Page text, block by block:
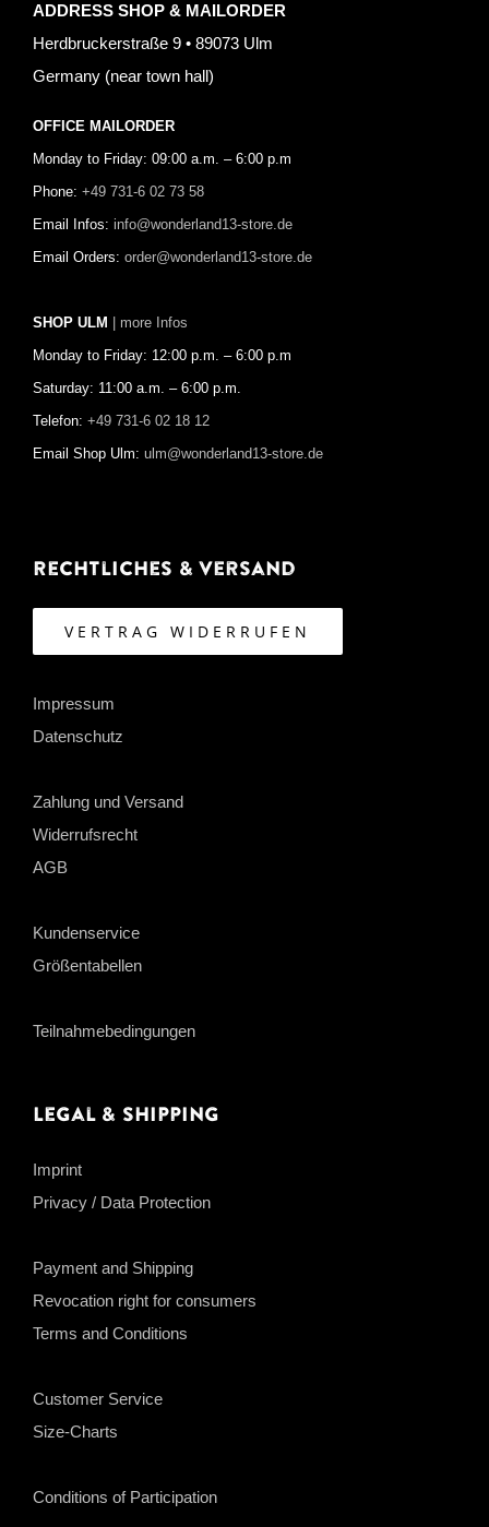
ADDRESS SHOP & MAILORDER
Herdbruckerstraße 9 • 89073 Ulm
Germany (near town hall)
OFFICE MAILORDER
Monday to Friday: 09:00 a.m. – 6:00 p.m
Phone: +49 731-6 02 73 58
Email Infos: info@wonderland13-store.de
Email Orders: order@wonderland13-store.de
SHOP ULM | more Infos
Monday to Friday: 12:00 p.m. – 6:00 p.m
Saturday: 11:00 a.m. – 6:00 p.m.
Telefon: +49 731-6 02 18 12
Email Shop Ulm: ulm@wonderland13-store.de
Rechtliches & Versand
VERTRAG WIDERRUFEN
Impressum
Datenschutz
Zahlung und Versand
Widerrufsrecht
AGB
Kundenservice
Größentabellen
Teilnahmebedingungen
Legal & Shipping
Imprint
Privacy / Data Protection
Payment and Shipping
Revocation right for consumers
Terms and Conditions
Customer Service
Size-Charts
Conditions of Participation